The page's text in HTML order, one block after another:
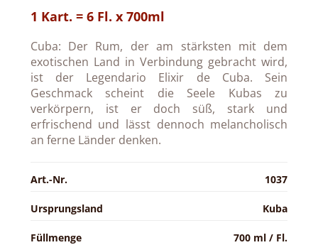
1 Kart. = 6 Fl. x 700ml
Cuba: Der Rum, der am stärksten mit dem
exotischen Land in Verbindung gebracht wird,
ist der Legendario Elixir de Cuba. Sein
Geschmack scheint die Seele Kubas zu
verkörpern, ist er doch süß, stark und
erfrischend und lässt dennoch melancholisch
an ferne Länder denken.
Art.-Nr. 1037
Ursprungsland Kuba
Füllmenge 700 ml / Fl.